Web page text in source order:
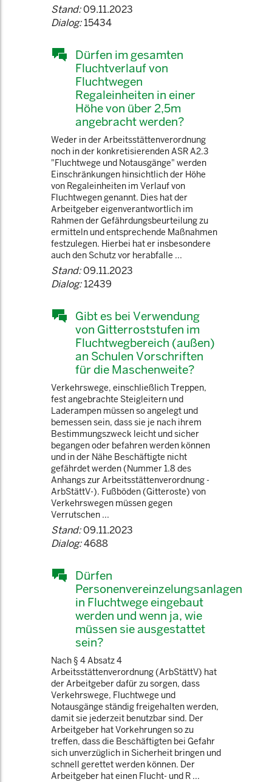
Stand:09.11.2023
Dialog:15434
Dürfen im gesamten
Fluchtverlauf von
Fluchtwegen
Regaleinheiten in einer
Höhe von über 2,5m
angebracht werden?
Weder in der Arbeitsstättenverordnung
noch in der konkretisierenden ASR A2.3
"Fluchtwege und Notausgänge" werden
Einschränkungen hinsichtlich der Höhe
von Regaleinheiten im Verlauf von
Fluchtwegen genannt. Dies hat der
Arbeitgeber eigenverantwortlich im
Rahmen der Gefährdungsbeurteilung zu
ermitteln und entsprechende Maßnahmen
festzulegen. Hierbei hat er insbesondere
auch den Schutz vor herabfalle ...
Stand:09.11.2023
Dialog:12439
Gibt es bei Verwendung
von Gitterroststufen im
Fluchtwegbereich (außen)
an Schulen Vorschriften
für die Maschenweite?
Verkehrswege, einschließlich Treppen,
fest angebrachte Steigleitern und
Laderampen müssen so angelegt und
bemessen sein, dass sie je nach ihrem
Bestimmungszweck leicht und sicher
begangen oder befahren werden können
und in der Nähe Beschäftigte nicht
gefährdet werden (Nummer 1.8 des
Anhangs zur Arbeitsstättenverordnung -
ArbStättV-). Fußböden (Gitteroste) von
Verkehrswegen müssen gegen
Verrutschen ...
Stand:09.11.2023
Dialog:4688
Dürfen
Personenvereinzelungsanlagen
in Fluchtwege eingebaut
werden und wenn ja, wie
müssen sie ausgestattet
sein?
Nach § 4 Absatz 4
Arbeitsstättenverordnung (ArbStättV) hat
der Arbeitgeber dafür zu sorgen, dass
Verkehrswege, Fluchtwege und
Notausgänge ständig freigehalten werden,
damit sie jederzeit benutzbar sind. Der
Arbeitgeber hat Vorkehrungen so zu
treffen, dass die Beschäftigten bei Gefahr
sich unverzüglich in Sicherheit bringen und
schnell gerettet werden können. Der
Arbeitgeber hat einen Flucht- und R ...